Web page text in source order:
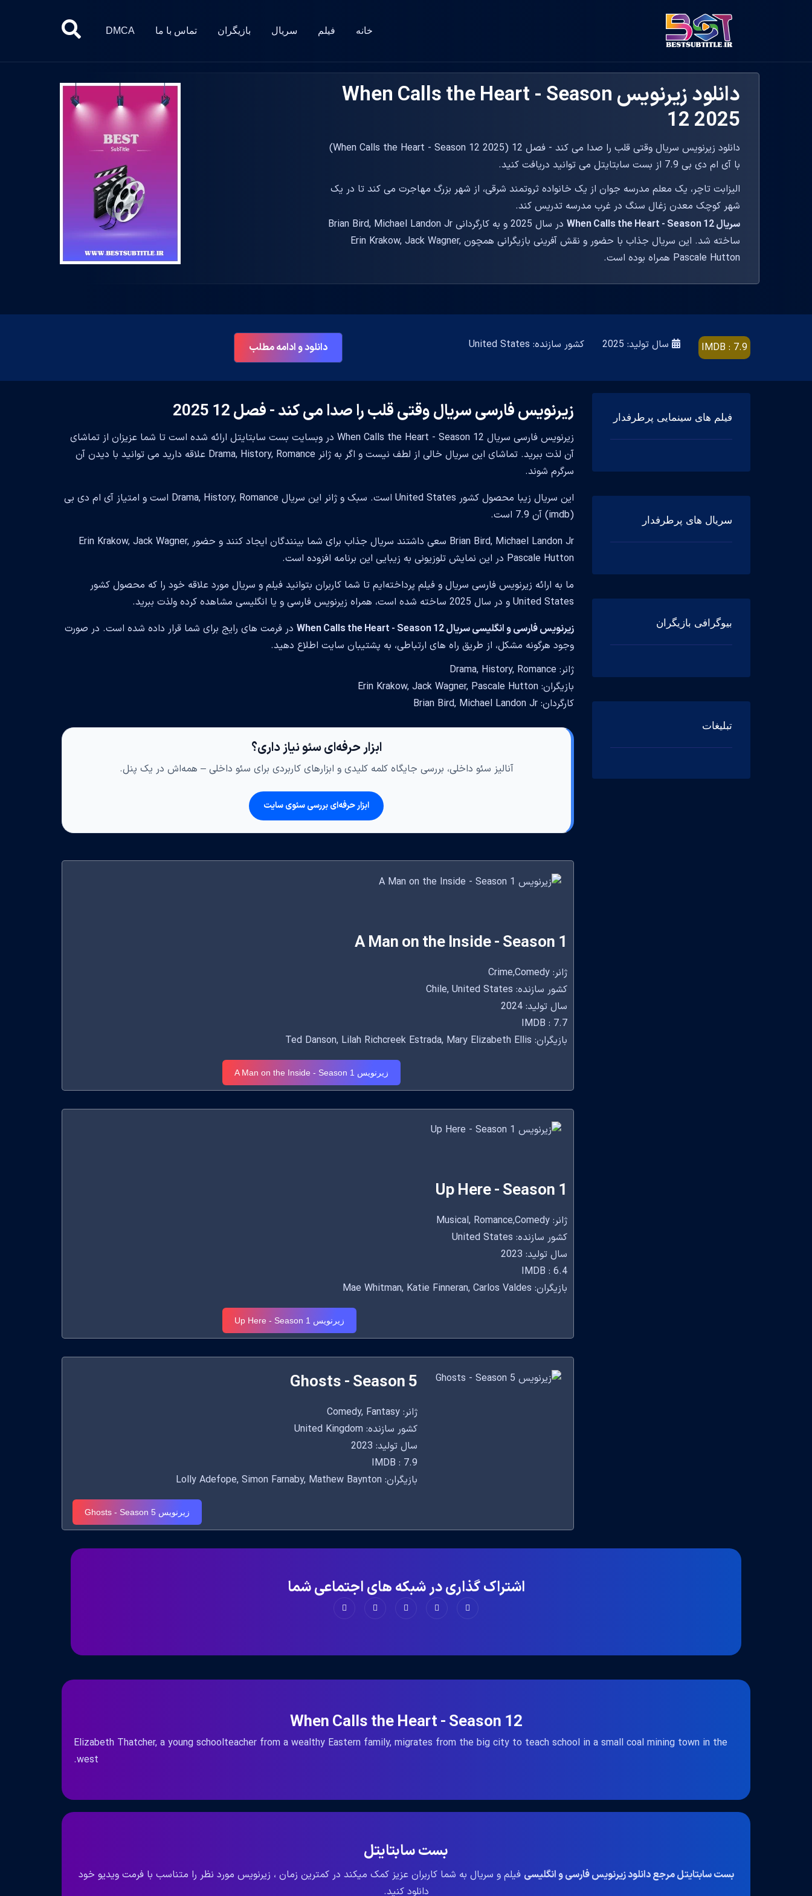
خانه فیلم سریال بازیگران تماس با ما DMCA
دانلود زیرنویس When Calls the Heart - Season
12 2025
دانلود زیرنویس سریال وقتی قلب را صدا می کند - فصل 12 (When Calls the Heart - Season 12 2025)
با آی ام دی بی 7.9 از بست سابتایتل می توانید دریافت کنید.
الیزابت تاچر، یک معلم مدرسه جوان از یک خانواده ثروتمند شرقی، از شهر بزرگ مهاجرت می کند تا در یک
شهر کوچک معدن زغال سنگ در غرب مدرسه تدریس کند.
سریال When Calls the Heart - Season 12
در سال 2025 و به کارگردانی Brian Bird, Michael Landon Jr
ساخته شد. این سریال جذاب با حضور و نقش آفرینی بازیگرانی همچون Erin Krakow, Jack Wagner,
Pascale Hutton همراه بوده است.
IMDB : 7.9 سال تولید: 2025 کشور سازنده: United States دانلود و ادامه مطلب
فیلم های سینمایی پرطرفدار
سریال های پرطرفدار
بیوگرافی بازیگران
تبلیغات
زیرنویس فارسی سریال وقتی قلب را صدا می کند - فصل 12 2025
زیرنویس فارسی سریال When Calls the Heart - Season 12 در وبسایت بست سابتایتل ارائه شده است تا شما عزیزان از تماشای
آن لذت ببرید. تماشای این سریال خالی از لطف نیست و اگر به ژانر Drama, History, Romance علاقه دارید می توانید با دیدن آن
سرگرم شوند.
این سریال زیبا محصول کشور United States است. سبک و ژانر این سریال Drama, History, Romance است و امتیاز آی ام دی بی
(imdb) آن 7.9 است.
Brian Bird, Michael Landon Jr سعی داشتند سریال جذاب برای شما بینندگان ایجاد کنند و حضور Erin Krakow, Jack Wagner,
Pascale Hutton در این نمایش تلوزیونی به زیبایی این برنامه افزوده است.
ما به ارائه زیرنویس فارسی سریال و فیلم پرداخته‌ایم تا شما کاربران بتوانید فیلم و سریال مورد علاقه خود را که محصول کشور
United States و در سال 2025 ساخته شده است، همراه زیرنویس فارسی و یا انگلیسی مشاهده کرده ولذت ببرید.
زیرنویس فارسی و انگلیسی سریال When Calls the Heart - Season 12
در فرمت های رایج برای شما قرار داده شده است. در صورت
وجود هرگونه مشکل، از طریق راه های ارتباطی، به پشتیبان سایت اطلاع دهید.
ژانر: Drama, History, Romance
بازیگران: Erin Krakow, Jack Wagner, Pascale Hutton
کارگردان: Brian Bird, Michael Landon Jr
ابزار حرفه‌ای سئو نیاز داری؟
آنالیز سئو داخلی، بررسی جایگاه کلمه کلیدی و ابزارهای کاربردی برای سئو داخلی – همه‌اش در یک پنل.
ابزار حرفه‌ای بررسی سئوی سایت
A Man on the Inside - Season 1
ژانر: Crime,Comedy
کشور سازنده: Chile, United States
سال تولید: 2024
IMDB : 7.7
بازیگران: Ted Danson, Lilah Richcreek Estrada, Mary Elizabeth Ellis
زیرنویس A Man on the Inside - Season 1
Up Here - Season 1
ژانر: Musical, Romance,Comedy
کشور سازنده: United States
سال تولید: 2023
IMDB : 6.4
بازیگران: Mae Whitman, Katie Finneran, Carlos Valdes
زیرنویس Up Here - Season 1
Ghosts - Season 5
ژانر: Comedy, Fantasy
کشور سازنده: United Kingdom
سال تولید: 2023
IMDB : 7.9
بازیگران: Lolly Adefope, Simon Farnaby, Mathew Baynton
زیرنویس Ghosts - Season 5
اشتراک گذاری در شبکه های اجتماعی شما
When Calls the Heart - Season 12
Elizabeth Thatcher, a young schoolteacher from a wealthy Eastern family, migrates from the big city to teach school in a small coal mining town in the
west.
بست سابتایتل
بست سابتایتل مرجع دانلود زیرنویس فارسی و انگلیسی فیلم و سریال به شما کاربران عزیز کمک میکند در کمترین زمان ، زیرنویس مورد نظر را متناسب با فرمت ویدیو خود
دانلود کنید.